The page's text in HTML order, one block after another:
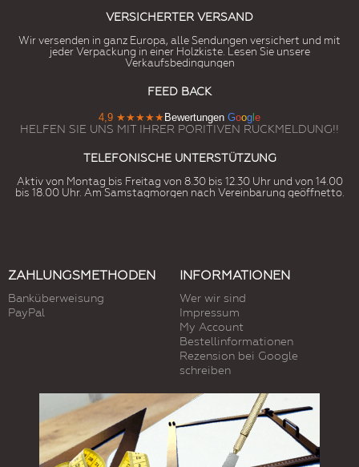
VERSICHERTER VERSAND
Wir versenden in ganz Europa, alle Sendungen versichert und mit
jeder Verpackung in einer Holzkiste. Lesen Sie unsere
Verkaufsbedingungen
FEED BACK
4,9 ★★★★★ Bewertungen Goog e
HELFEN SIE UNS MIT IHRER PORITIVEN RUCKMELDUNG!!
TELEFONISCHE UNTERSTÜTZUNG
Aktiv von Montag bis Freitag von 8.30 bis 12.30 Uhr und von 14.00
bis 18.00 Uhr. Am Samstagmorgen nach Vereinbarung geöffnetto.
ZAHLUNGSMETHODEN
Banküberweisung
PayPal
INFORMATIONEN
Wer wir sind
Impressum
My Account
Bestellinformationen
Rezension bei Google
schreiben